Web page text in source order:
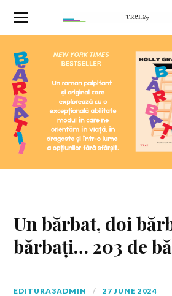
Un bărbat, doi
bărbați… 203 de
EDITURA3ADMIN 27 JUNE 2024